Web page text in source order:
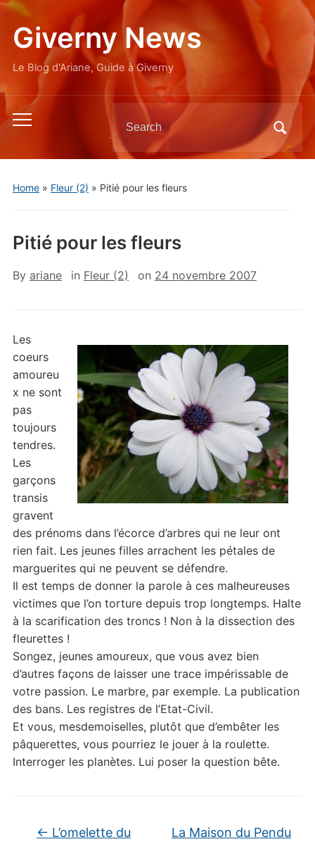
Giverny News
Le Blog d'Ariane, Guide à Giverny
Toggle
menu
Search
for:
Home» Fleur (2) » Pitié pour les fleurs
Pitié pour les fleurs
By ariane in Fleur (2) on 24 novembre 2007
Les
coeurs
amoureu
x ne sont
pas
toujours
tendres.
Les
garçons
transis
gravent
des prénoms dans l’écorce d’arbres qui ne leur ont
rien fait. Les jeunes filles arrachent les pétales de
marguerites qui ne peuvent se défendre.
Il est temps de donner la parole à ces malheureuses
victimes que l’on torture depuis trop longtemps. Halte
à la scarification des troncs ! Non à la dissection des
fleurettes !
Songez, jeunes amoureux, que vous avez bien
d’autres façons de laisser une trace impérissable de
votre passion. Le marbre, par exemple. La publication
des bans. Les registres de l’Etat-Civil.
Et vous, mesdemoiselles, plutôt que d’embêter les
pâquerettes, vous pourriez le jouer à la roulette.
Interroger les planètes. Lui poser la question bête.
← L’omelette du
La Maison du Pendu